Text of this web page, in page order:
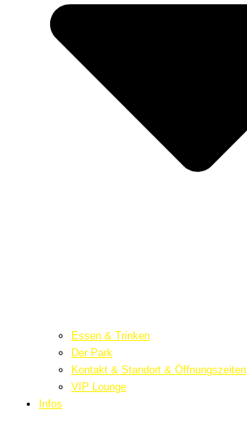
Essen & Trinken
Der Park
Kontakt & Standort & Öffnungszeiten
VIP Lounge
Infos